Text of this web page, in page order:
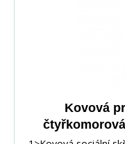
Kovová